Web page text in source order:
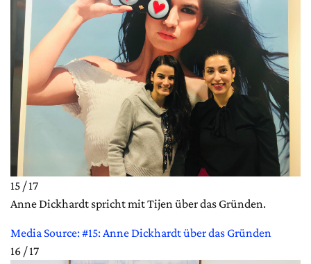
15 / 17
Anne Dickhardt spricht mit Tijen über das Gründen.
Media Source: #15: Anne Dickhardt über das Gründen
16 / 17